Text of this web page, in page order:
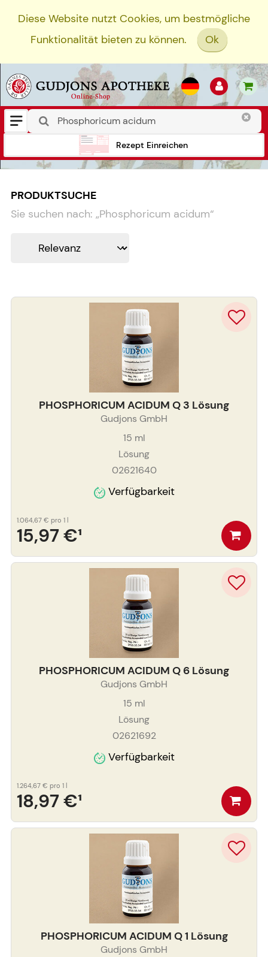
Diese Website nutzt Cookies, um bestmögliche
Funktionalität bieten zu können.
Ok
Rezept Einreichen
PRODUKTSUCHE
Sie suchen nach: „Phosphoricum acidum“
PHOSPHORICUM ACIDUM Q 3 Lösung
Gudjons GmbH
15 ml
Lösung
02621640
Verfügbarkeit
15,97 €¹
1.064,67 € pro 1 l
PHOSPHORICUM ACIDUM Q 6 Lösung
Gudjons GmbH
15 ml
Lösung
02621692
Verfügbarkeit
18,97 €¹
1.264,67 € pro 1 l
PHOSPHORICUM ACIDUM Q 1 Lösung
Gudjons GmbH